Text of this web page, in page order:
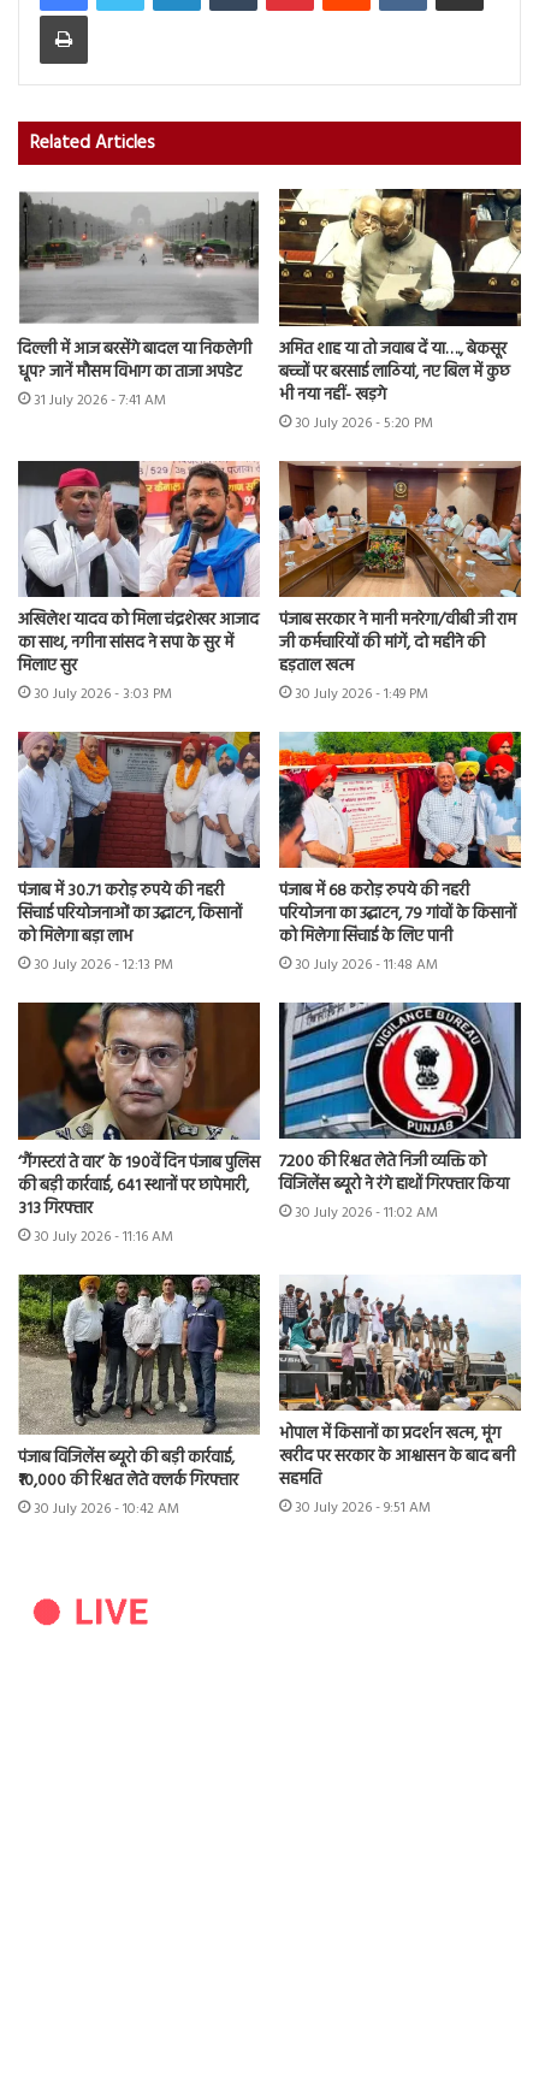
Print
Related Articles
दिल्ली में आज बरसेंगे बादल या निकलेगी
धूप? जानें मौसम विभाग का ताजा अपडेट
31 July 2026 - 7:41 AM
अमित शाह या तो जवाब दें या…., बेकसूर
बच्चों पर बरसाई लाठियां, नए बिल में कुछ
भी नया नहीं- खड़गे
30 July 2026 - 5:20 PM
अखिलेश यादव को मिला चंद्रशेखर आजाद
का साथ, नगीना सांसद ने सपा के सुर में
मिलाए सुर
30 July 2026 - 3:03 PM
पंजाब सरकार ने मानी मनरेगा/वीबी जी राम
जी कर्मचारियों की मांगें, दो महीने की
हड़ताल खत्म
30 July 2026 - 1:49 PM
पंजाब में 30.71 करोड़ रुपये की नहरी
सिंचाई परियोजनाओं का उद्घाटन, किसानों
को मिलेगा बड़ा लाभ
30 July 2026 - 12:13 PM
पंजाब में 68 करोड़ रुपये की नहरी
परियोजना का उद्घाटन, 79 गांवों के किसानों
को मिलेगा सिंचाई के लिए पानी
30 July 2026 - 11:48 AM
‘गैंगस्टरां ते वार’ के 190वें दिन पंजाब पुलिस
की बड़ी कार्रवाई, 641 स्थानों पर छापेमारी,
313 गिरफ्तार
30 July 2026 - 11:16 AM
7200 की रिश्वत लेते निजी व्यक्ति को
विजिलेंस ब्यूरो ने रंगे हाथों गिरफ्तार किया
30 July 2026 - 11:02 AM
पंजाब विजिलेंस ब्यूरो की बड़ी कार्रवाई,
₹10,000 की रिश्वत लेते क्लर्क गिरफ्तार
30 July 2026 - 10:42 AM
भोपाल में किसानों का प्रदर्शन खत्म, मूंग
खरीद पर सरकार के आश्वासन के बाद बनी
सहमति
30 July 2026 - 9:51 AM